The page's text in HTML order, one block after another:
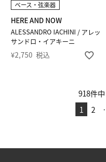
ALESSANDRO IACHINI / アレッ
サンドロ・イアキーニ
HERE AND NOW
ベース・弦楽器
¥2,750 税込
918件中
1
2